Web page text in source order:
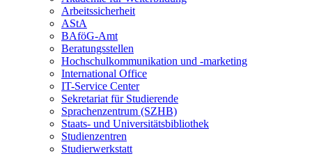
Arbeitssicherheit
AStA
BAföG-Amt
Beratungsstellen
Hochschulkommunikation und -marketing
International Office
IT-Service Center
Sekretariat für Studierende
Sprachenzentrum (SZHB)
Staats- und Universitätsbibliothek
Studienzentren
Studierwerkstatt